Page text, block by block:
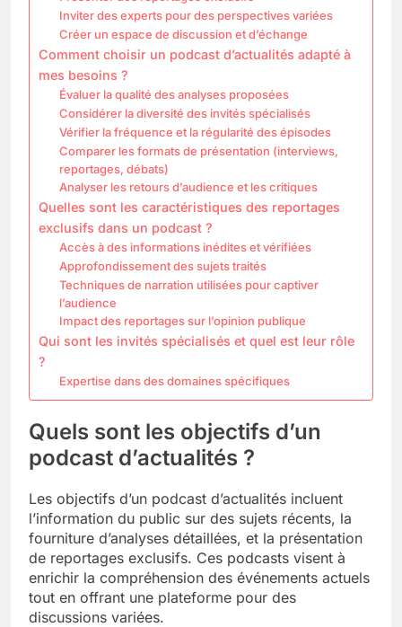
Inviter des experts pour des perspectives variées
Créer un espace de discussion et d’échange
Comment choisir un podcast d’actualités adapté à
mes besoins ?
Évaluer la qualité des analyses proposées
Considérer la diversité des invités spécialisés
Vérifier la fréquence et la régularité des épisodes
Comparer les formats de présentation (interviews,
reportages, débats)
Analyser les retours d’audience et les critiques
Quelles sont les caractéristiques des reportages
exclusifs dans un podcast ?
Accès à des informations inédites et vérifiées
Approfondissement des sujets traités
Techniques de narration utilisées pour captiver
l’audience
Impact des reportages sur l’opinion publique
Qui sont les invités spécialisés et quel est leur rôle
?
Expertise dans des domaines spécifiques
Quels sont les objectifs d’un
podcast d’actualités ?
Les objectifs d’un podcast d’actualités incluent
l’information du public sur des sujets récents, la
fourniture d’analyses détaillées, et la présentation
de reportages exclusifs. Ces podcasts visent à
enrichir la compréhension des événements actuels
tout en offrant une plateforme pour des
discussions variées.